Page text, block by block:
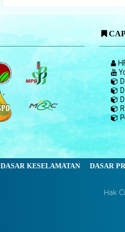
DASAR KESELAMATAN DASAR
Hak